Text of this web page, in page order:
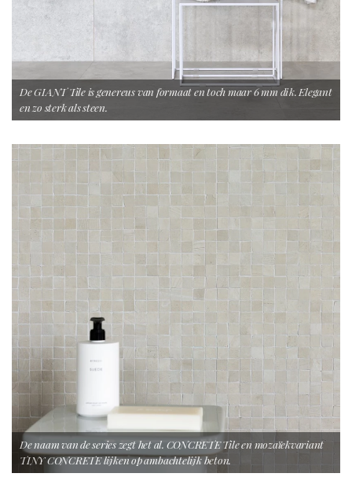
De GIANT Tile is genereus van formaat en toch maar 6 mm dik. Elegant
en zo sterk als steen.
De naam van de series zegt het al. CONCRETE Tile en mozaïekvariant
TINY CONCRETE lijken op ambachtelijk beton.